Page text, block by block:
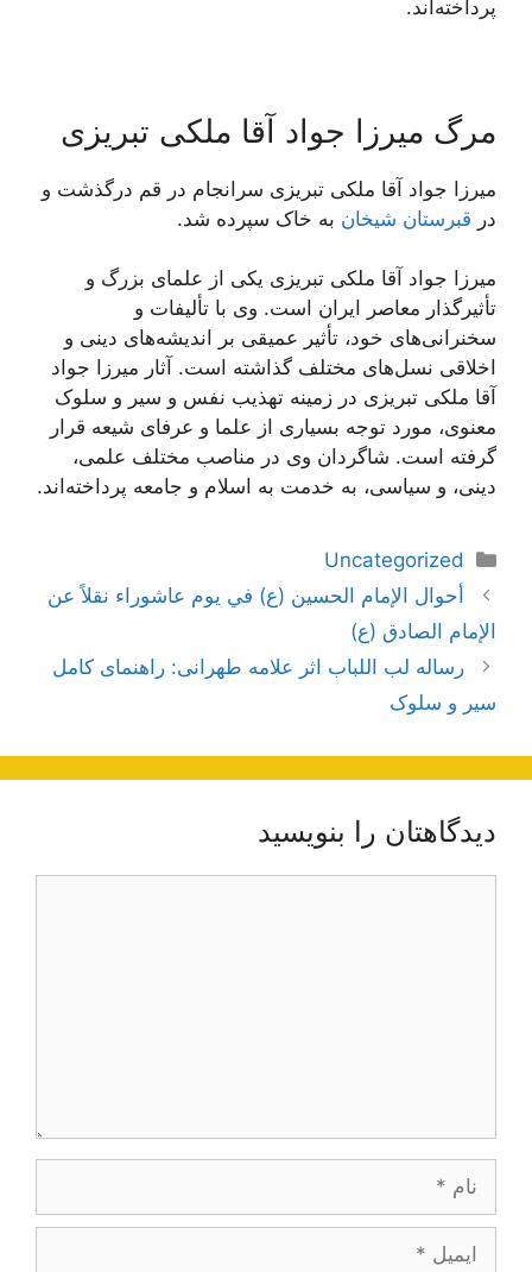
پرداخته‌اند.
مرگ میرزا جواد آقا ملکی تبریزی
میرزا جواد آقا ملکی تبریزی سرانجام در قم درگذشت و
در قبرستان شیخان به خاک سپرده شد.
میرزا جواد آقا ملکی تبریزی یکی از علمای بزرگ و
تأثیرگذار معاصر ایران است. وی با تألیفات و
سخنرانی‌های خود، تأثیر عمیقی بر اندیشه‌های دینی و
اخلاقی نسل‌های مختلف گذاشته است. آثار میرزا جواد
آقا ملکی تبریزی در زمینه تهذیب نفس و سیر و سلوک
معنوی، مورد توجه بسیاری از علما و عرفای شیعه قرار
گرفته است. شاگردان وی در مناصب مختلف علمی،
دینی، و سیاسی، به خدمت به اسلام و جامعه پرداخته‌اند.
دسته‌ها
Uncategorized
ناوبری
نوشته‌ها
أحوال الإمام الحسين (ع) في يوم عاشوراء نقلاً عن
الإمام الصادق (ع)
رساله لب اللباب اثر علامه طهرانی: راهنمای کامل
سیر و سلوک
دیدگاهتان را بنویسید
ایمیل